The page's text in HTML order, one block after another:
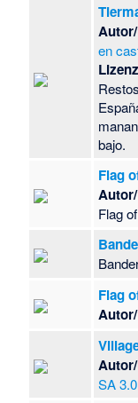
en
bajo.
Flag
Flag
Flag
SA 3.0